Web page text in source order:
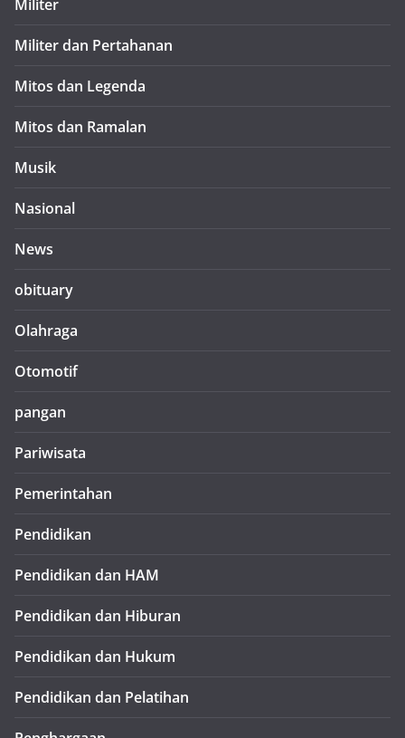
Militer
Militer dan Pertahanan
Mitos dan Legenda
Mitos dan Ramalan
Musik
Nasional
News
obituary
Olahraga
Otomotif
pangan
Pariwisata
Pemerintahan
Pendidikan
Pendidikan dan HAM
Pendidikan dan Hiburan
Pendidikan dan Hukum
Pendidikan dan Pelatihan